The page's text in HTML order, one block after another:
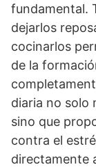
fundamental.
dejarlos
cocinarlos
de la
diaria no solo
sino que
contra el
directamente